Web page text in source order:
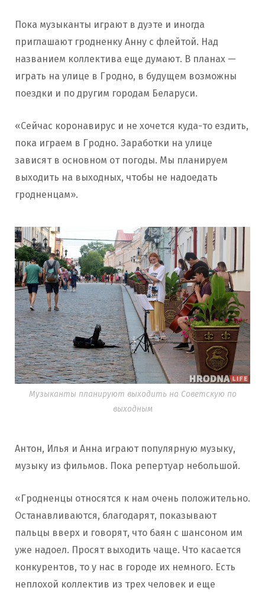
Пока музыканты играют в дуэте и иногда
приглашают гродненку Анну с флейтой. Над
названием коллектива еще думают. В планах —
играть на улице в Гродно, в будущем возможны
поездки и по другим городам Беларуси.
«Сейчас коронавирус и не хочется куда-то ездить,
пока играем в Гродно. Заработки на улице
зависят в основном от погоды. Мы планируем
выходить на выходных, чтобы не надоедать
гродненцам».
Музыканты планируют выходить на Советскую по
выходным
Антон, Илья и Анна играют популярную музыку,
музыку из фильмов. Пока репертуар небольшой.
«Гродненцы относятся к нам очень положительно.
Останавливаются, благодарят, показывают
пальцы вверх и говорят, что баян с шансоном им
уже надоел. Просят выходить чаще. Что касается
конкурентов, то у нас в городе их немного. Есть
неплохой коллектив из трех человек и еще